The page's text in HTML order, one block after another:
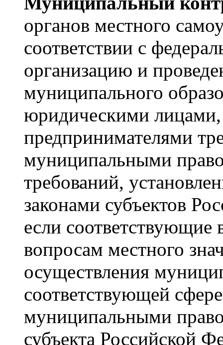
органов местного
соответствии с
организацию и
муниципального
юридическими
предпринимателями
муниципальными
требований,
законами субъектов
если соответствующие
вопросам местного
осуществления
соответствующей
муниципальными
субъекта Российской